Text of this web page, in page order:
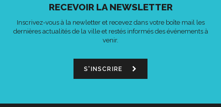
RECEVOIR LA NEWSLETTER
Inscrivez-vous à la newletter et recevez dans votre boîte mail les
dernières actualités de la ville et restés informés des événements à
venir.
S'INSCRIRE